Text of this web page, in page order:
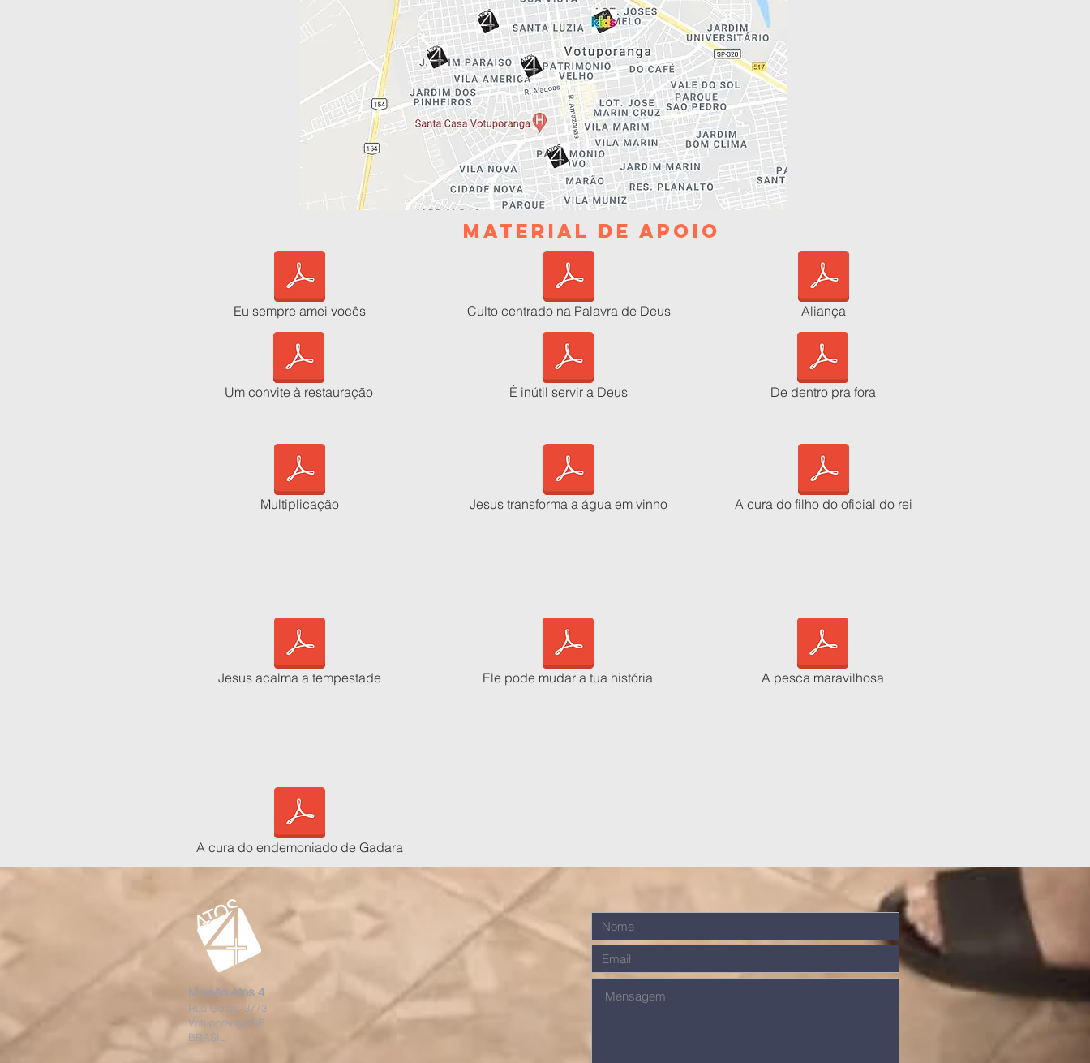
MATERIAL DE APOIO
Eu sempre amei vocês
Um convite à restauração
Multiplicação
Jesus acalma a tempestade
Culto centrado na Palavra de Deus
É inútil servir a Deus
Jesus transforma a água em vinho
Ele pode mudar a tua história
Aliança
De dentro pra fora
A cura do filho do oficial do rei
A pesca maravilhosa
A cura do endemoniado de Gadara
Missão Atos 4
Rua Goiás, 3773
Votuporanga/SP
BRASIL